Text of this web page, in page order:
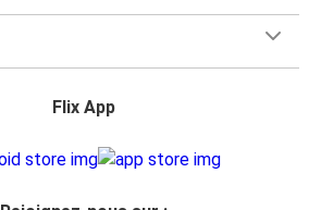
Flix App